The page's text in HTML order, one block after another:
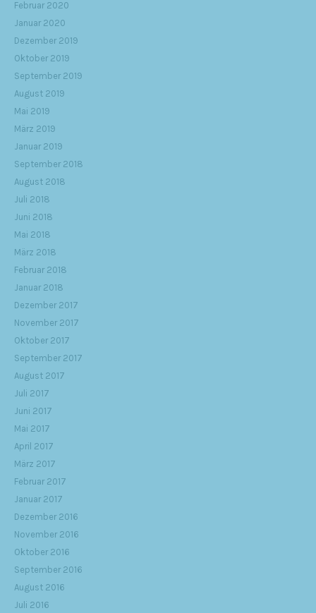
Februar 2020
Januar 2020
Dezember 2019
Oktober 2019
September 2019
August 2019
Mai 2019
März 2019
Januar 2019
September 2018
August 2018
Juli 2018
Juni 2018
Mai 2018
März 2018
Februar 2018
Januar 2018
Dezember 2017
November 2017
Oktober 2017
September 2017
August 2017
Juli 2017
Juni 2017
Mai 2017
April 2017
März 2017
Februar 2017
Januar 2017
Dezember 2016
November 2016
Oktober 2016
September 2016
August 2016
Juli 2016